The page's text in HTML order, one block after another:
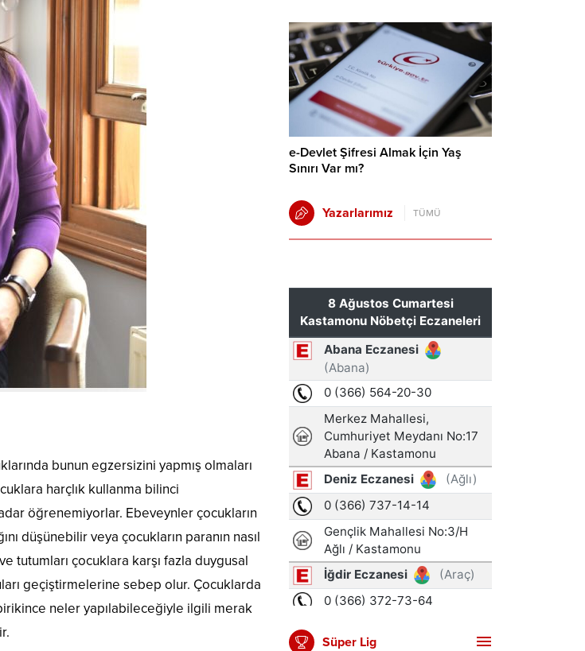
bunun egzersizini yapmış olmaları
harçlık kullanma bilinci
öğrenemiyorlar. Ebeveynler çocukların
düşünebilir veya çocukların paranın nasıl
çocuklara karşı fazla duygusal
geçiştirmelerine sebep olur. Çocuklarda
neler yapılabileceğiyle ilgili merak
e-Devlet Şifresi Almak İçin Yaş
Sınırı Var mı?
Yazarlarımız TÜMÜ
Süper Lig